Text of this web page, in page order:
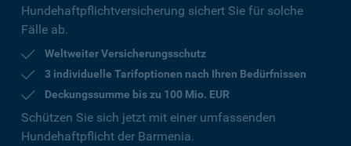
Hundehaftpflichtversicherung sichert Sie für solche
Fälle ab.
Weltweiter Versicherungsschutz
3 individuelle Tarifoptionen nach Ihren Bedürfnissen
Deckungssumme bis zu 100 Mio. EUR
Schützen Sie sich jetzt mit einer umfassenden
Hundehaftpflicht der Barmenia.